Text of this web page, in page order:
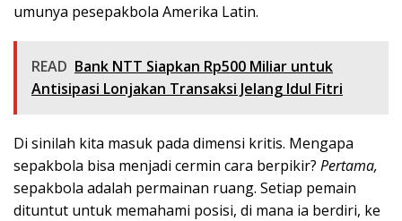
umunya pesepakbola Amerika Latin.
READ Bank NTT Siapkan Rp500 Miliar untuk
Antisipasi Lonjakan Transaksi Jelang Idul Fitri
Di sinilah kita masuk pada dimensi kritis. Mengapa
sepakbola bisa menjadi cermin cara berpikir? Pertama,
sepakbola adalah permainan ruang. Setiap pemain
dituntut untuk memahami posisi, di mana ia berdiri, ke